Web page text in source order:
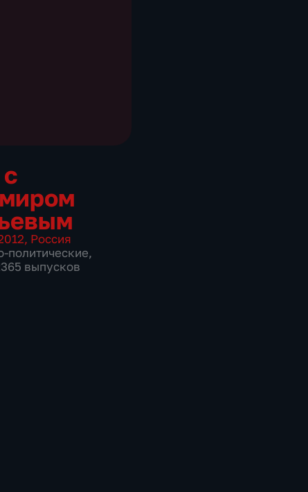
, Россия
политические,
выпусков